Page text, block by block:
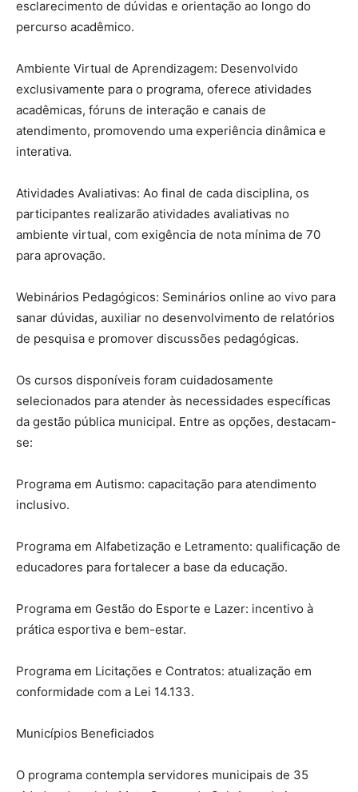
esclarecimento de dúvidas e orientação ao longo do
percurso acadêmico.
Ambiente Virtual de Aprendizagem: Desenvolvido
exclusivamente para o programa, oferece atividades
acadêmicas, fóruns de interação e canais de
atendimento, promovendo uma experiência dinâmica e
interativa.
Atividades Avaliativas: Ao final de cada disciplina, os
participantes realizarão atividades avaliativas no
ambiente virtual, com exigência de nota mínima de 70
para aprovação.
Webinários Pedagógicos: Seminários online ao vivo para
sanar dúvidas, auxiliar no desenvolvimento de relatórios
de pesquisa e promover discussões pedagógicas.
Os cursos disponíveis foram cuidadosamente
selecionados para atender às necessidades específicas
da gestão pública municipal. Entre as opções, destacam-
se:
Programa em Autismo: capacitação para atendimento
inclusivo.
Programa em Alfabetização e Letramento: qualificação de
educadores para fortalecer a base da educação.
Programa em Gestão do Esporte e Lazer: incentivo à
prática esportiva e bem-estar.
Programa em Licitações e Contratos: atualização em
conformidade com a Lei 14.133.
Municípios Beneficiados
O programa contempla servidores municipais de 35